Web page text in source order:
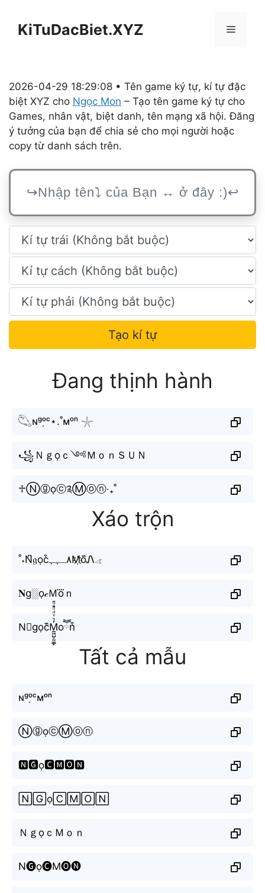
KiTuDacBiet.XYZ Menu
2026-04-29 18:29:08 • Tên game ký tự, kí tự đặc
biệt XYZ cho Ngọc Mon – Tạo tên game ký tự cho
Games, nhân vật, biệt danh, tên mạng xã hội. Đăng
ý tưởng của bạn để chia sẻ cho mọi người hoặc
copy từ danh sách trên.
Tạo kí tự
Đang thịnh hành
𓆡ɴᵍᵒ̣ᶜ⋆.˚ᴍᵒⁿ 𓇼
꧁Ｎｇọｃ༺ＭｏｎＳＵＮ
♱Ⓝⓖọⓒ༉Ⓜⓞⓝ‧₊˚
Xáo trộn
˚˖N͆𝔤ọc͒٨ـﮩﮩM҉o᷈Ꮑ𓂁
𝐍g░ọ𝒸Ｍo⃜ｎ
N⃘gọc᷈M̼͖̺̠̰͇̙̓͛ͮͩͦ̎ͦ̑ͅoཽn͒
Tất cả mẫu
ɴᵍᵒ̣ᶜᴍᵒⁿ
ⓃⓖọⓒⓂⓞⓝ
🅽🅶ọ🅲🅼🅾🅽
🄽🄶ọ🄲🄼🄾🄽
ＮｇọｃＭｏｎ
N🅖ọ🅒M🅞🅝